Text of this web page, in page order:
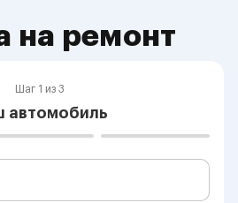
на ремонт
Шаг 1 из 3
автомобиль